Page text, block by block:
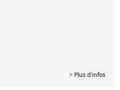
> Plus d'infos